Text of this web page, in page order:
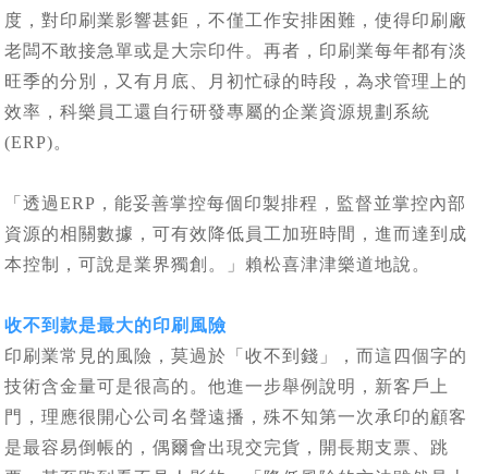
度，對印刷業影響甚鉅，不僅工作安排困難，使得印刷廠
老闆不敢接急單或是大宗印件。再者，印刷業每年都有淡
旺季的分別，又有月底、月初忙碌的時段，為求管理上的
效率，科樂員工還自行研發專屬的企業資源規劃系統
(ERP)。
「透過ERP，能妥善掌控每個印製排程，監督並掌控內部
資源的相關數據，可有效降低員工加班時間，進而達到成
本控制，可說是業界獨創。」賴松喜津津樂道地說。
收不到款是最大的印刷風險
印刷業常見的風險，莫過於「收不到錢」，而這四個字的
技術含金量可是很高的。他進一步舉例說明，新客戶上
門，理應很開心公司名聲遠播，殊不知第一次承印的顧客
是最容易倒帳的，偶爾會出現交完貨，開長期支票、跳